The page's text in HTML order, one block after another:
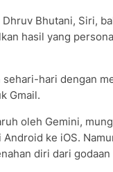
Bhutani, Siri,
hasil yang
hari dengan
Gmail.
oleh Gemini,
ke iOS.
diri dari godaan